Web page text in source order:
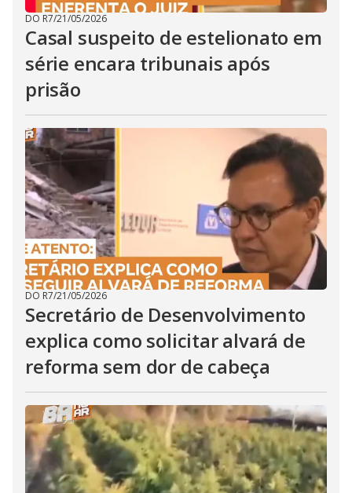
DO R7/21/05/2026
Casal suspeito de estelionato em
série encara tribunais após
prisão
DO R7/21/05/2026
Secretário de Desenvolvimento
explica como solicitar alvará de
reforma sem dor de cabeça